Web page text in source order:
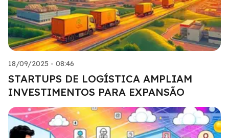
18/09/2025 - 08:46
STARTUPS DE LOGÍSTICA AMPLIAM
INVESTIMENTOS PARA EXPANSÃO